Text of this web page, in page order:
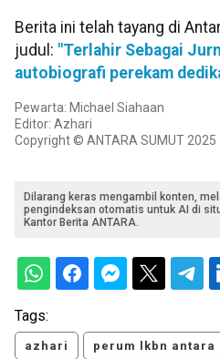
Berita ini telah tayang di
judul: "Terlahir Sebagai
autobiografi perekam
Pewarta: Michael Siahaan
Editor: Azhari
Copyright © ANTARA SUMUT 2025
Dilarang keras mengambil konten,
pengindeksan otomatis untuk AI di
Kantor Berita ANTARA.
Tags:
azhari perum lkbn antara